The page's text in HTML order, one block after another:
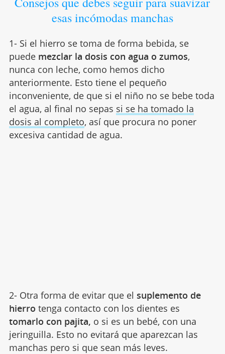
esas incómodas manchas
1- Si el hierro se toma de forma bebida, se
puede mezclar la dosis con agua o zumos,
nunca con leche, como hemos dicho
anteriormente. Esto tiene el pequeño
inconveniente, de que si el niño no se bebe toda
el agua, al final no sepas si se ha tomado la
dosis al completo, así que procura no poner
excesiva cantidad de agua.
2- Otra forma de evitar que el suplemento de
hierro tenga contacto con los dientes es
tomarlo con pajita, o si es un bebé, con una
jeringuilla. Esto no evitará que aparezcan las
manchas pero si que sean más leves.